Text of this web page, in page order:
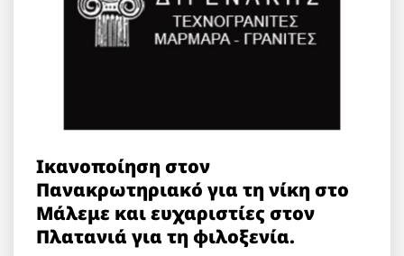
Ικανοποίηση στον
Πανακρωτηριακό για τη νίκη στο
Μάλεμε και ευχαριστίες στον
Πλατανιά για τη φιλοξενία.